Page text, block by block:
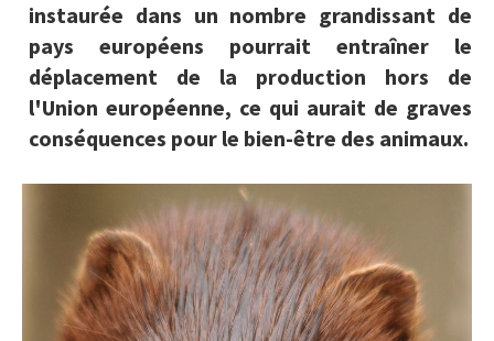
instaurée dans un nombre grandissant de
pays européens pourrait entraîner le
déplacement de la production hors de
l'Union européenne, ce qui aurait de graves
conséquences pour le bien-être des animaux.